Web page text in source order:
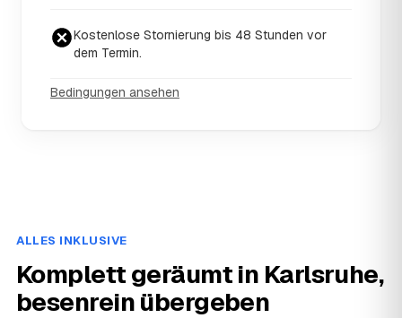
Kostenlose Stornierung bis 48 Stunden vor
dem Termin.
Bedingungen ansehen
ALLES INKLUSIVE
Komplett geräumt in Karlsruhe,
besenrein übergeben